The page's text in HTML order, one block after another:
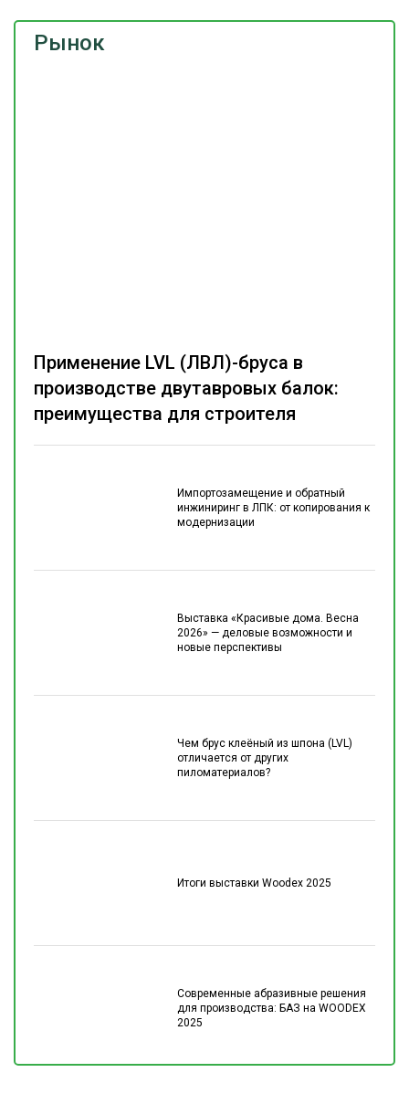
Рынок
Импортозамещение и обратный
инжиниринг в ЛПК: от копирования к
модернизации
Выставка «Красивые дома. Весна
2026» — деловые возможности и
новые перспективы
Чем брус клеёный из шпона (LVL)
отличается от других
пиломатериалов?
Итоги выставки Woodex 2025
Современные абразивные решения
для производства: БАЗ на WOODEX
2025
Применение LVL (ЛВЛ)-бруса в
производстве двутавровых балок:
преимущества для строителя